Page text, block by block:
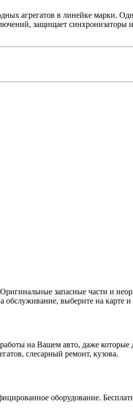
агрегатов в линейке марки.
защищает синхронизаторы
запасные части и
обслуживание, выберите на карте и
на Вашем авто, даже которые
слесарный ремонт, кузова.
оборудование.